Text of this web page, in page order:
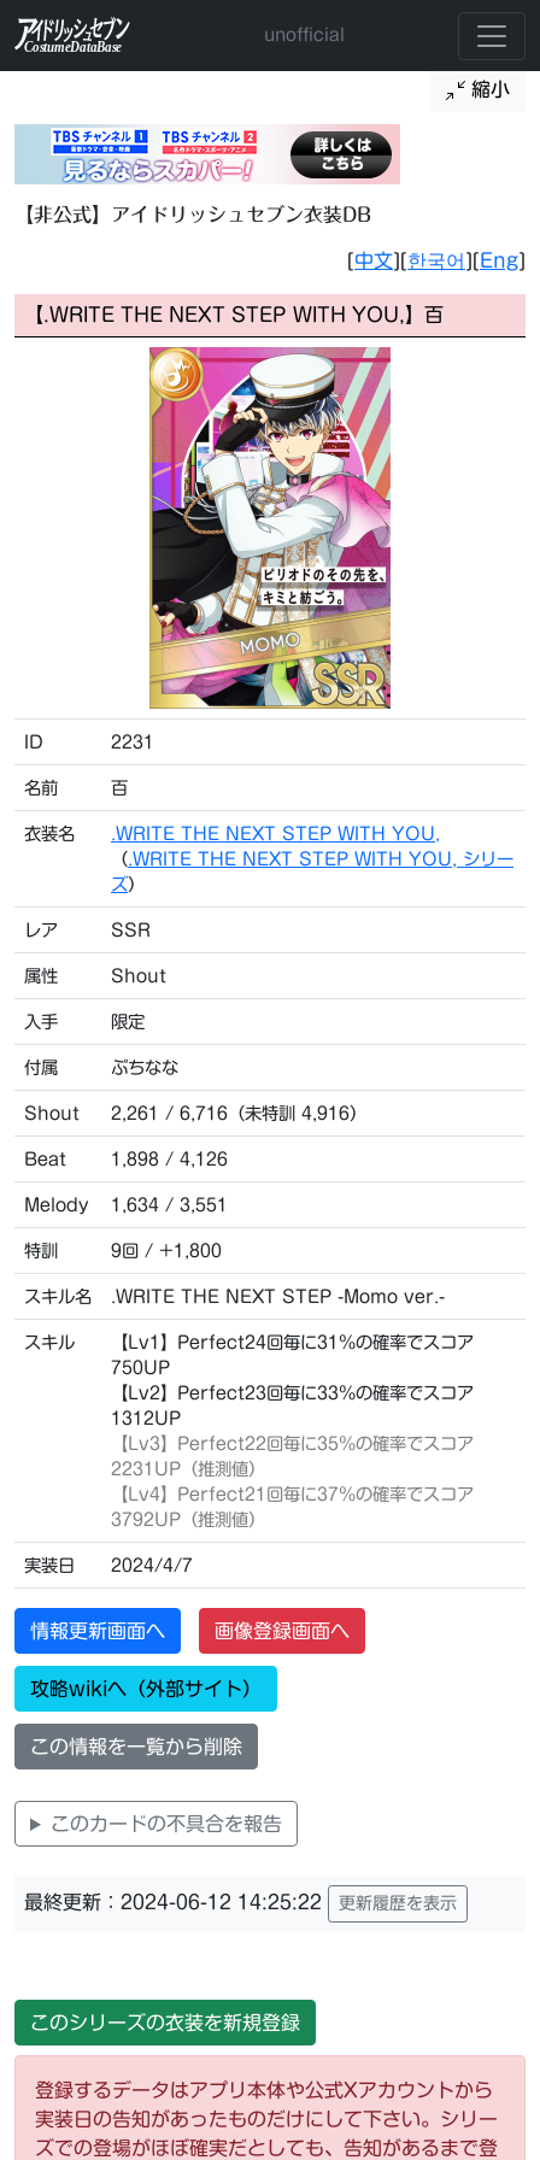
unofficial
縮小
【非公式】アイドリッシュセブン衣装DB
[中文][한국어 ][Eng]
【.WRITE THE NEXT STEP WITH YOU,】百
ID 2231
名前 百
衣装名
.WRITE THE NEXT STEP WITH YOU,
（.WRITE THE NEXT STEP WITH YOU, シリー
ズ）
レア SSR
属性 Shout
入手 限定
付属 ぷちなな
Shout 2,261 / 6,716（未特訓 4,916）
Beat 1,898 / 4,126
Melody 1,634 / 3,551
特訓 9回 / +1,800
スキル名 .WRITE THE NEXT STEP -Momo ver.-
スキル
【Lv1】Perfect24回毎に31％の確率でスコア
750UP
【Lv2】Perfect23回毎に33％の確率でスコア
1312UP
【Lv3】Perfect22回毎に35％の確率でスコア
2231UP（推測値）
【Lv4】Perfect21回毎に37％の確率でスコア
3792UP（推測値）
実装日 2024/4/7
情報更新画面へ 画像登録画面へ
攻略wikiへ（外部サイト）
この情報を一覧から削除
このカードの不具合を報告
最終更新：2024-06-12 14:25:22 更新履歴を表示
このシリーズの衣装を新規登録
登録するデータはアプリ本体や公式Xアカウントから
実装日の告知があったものだけにして下さい。シリー
ズでの登場がほぼ確実だとしても、告知があるまで登